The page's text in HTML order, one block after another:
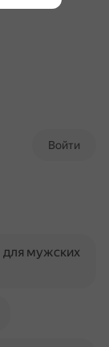
Войти
для мужских